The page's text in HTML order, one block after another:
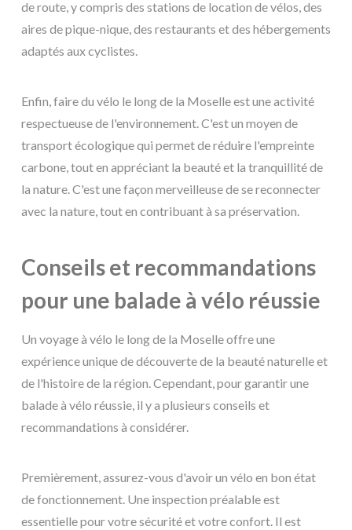
de route, y compris des stations de location de vélos, des
aires de pique-nique, des restaurants et des hébergements
adaptés aux cyclistes.
Enfin, faire du vélo le long de la Moselle est une activité
respectueuse de l'environnement. C'est un moyen de
transport écologique qui permet de réduire l'empreinte
carbone, tout en appréciant la beauté et la tranquillité de
la nature. C'est une façon merveilleuse de se reconnecter
avec la nature, tout en contribuant à sa préservation.
Conseils et recommandations
pour une balade à vélo réussie
Un voyage à vélo le long de la Moselle offre une
expérience unique de découverte de la beauté naturelle et
de l'histoire de la région. Cependant, pour garantir une
balade à vélo réussie, il y a plusieurs conseils et
recommandations à considérer.
Premièrement, assurez-vous d'avoir un vélo en bon état
de fonctionnement. Une inspection préalable est
essentielle pour votre sécurité et votre confort. Il est